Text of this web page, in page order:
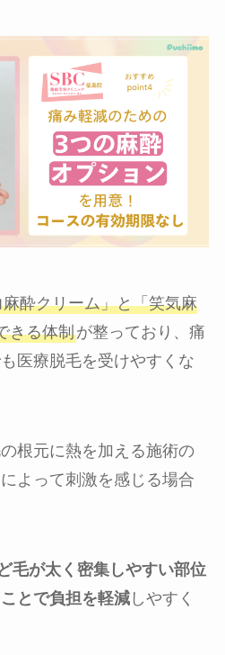
酔クリーム」と「笑気麻
きる体制が整っており、痛
医療脱毛を受けやすくな
根元に熱を加える施術の
よって刺激を感じる場合
毛が太く密集しやすい部位
とで負担を軽減しやすく